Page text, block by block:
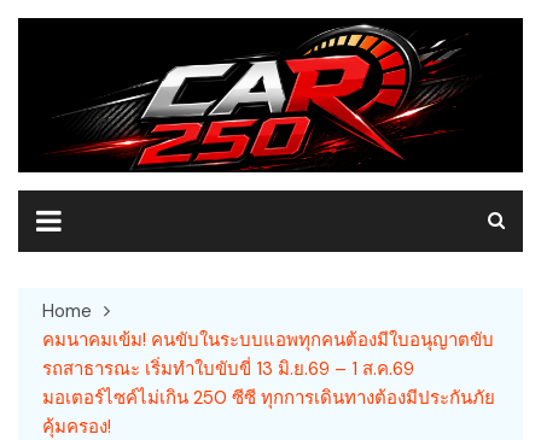
Skip
Home
คมนาคมเข้ม! คนขับในระบบแอพทุกคนต้องมีใบอนุญาตขับ
รถสาธารณะ เริ่มทำใบขับขี่ 13 มิ.ย.69 – 1 ส.ค.69
มอเตอร์ไซค์ไม่เกิน 250 ซีซี ทุกการเดินทางต้องมีประกันภัย
คุ้มครอง!